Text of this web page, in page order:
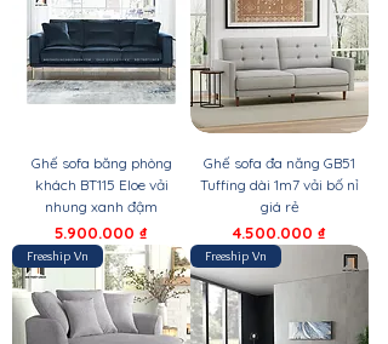
Ghế sofa băng phòng
khách BT115 Eloe vải
nhung xanh đậm
Giá
5.900.000 ₫
Ghế sofa đa năng GB51
Tuffing dài 1m7 vải bố nỉ
giá rẻ
Giá
4.500.000 ₫
Freeship Vn Freeship Vn